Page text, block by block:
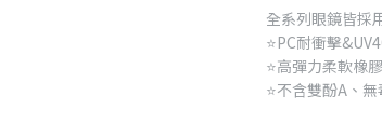
全系列眼鏡皆採
⭐️PC耐衝擊
⭐️高彈力柔軟橡
⭐️不含雙酚A、